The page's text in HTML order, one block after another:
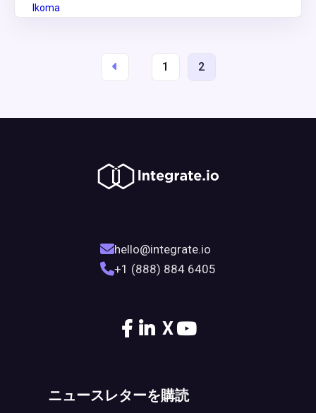
1 2
hello@integrate.io
+1 (888) 884 6405
X
ニュースレターを購読